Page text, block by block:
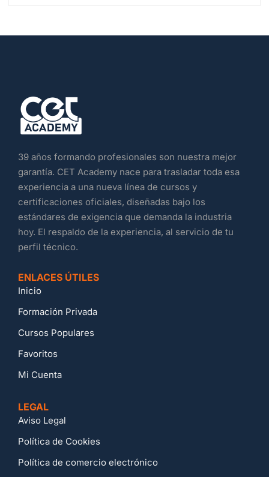
5
39 años formando profesionales son nuestra mejor
garantía. CET Academy nace para trasladar toda esa
experiencia a una nueva línea de cursos y
certificaciones oficiales, diseñadas bajo los
estándares de exigencia que demanda la industria
hoy. El respaldo de la experiencia, al servicio de tu
perfil técnico.
ENLACES ÚTILES
Inicio
Formación Privada
Cursos Populares
Favoritos
Mi Cuenta
LEGAL
Aviso Legal
Política de Cookies
Política de comercio electrónico